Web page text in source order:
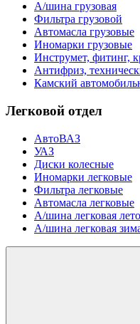
А/шина грузовая
Фильтра грузовой
Автомасла грузовые
Иномарки грузовые
Инструмет, фитинг,
Антифриз,
Камский
Легковой отдел
АвтоВАЗ
УАЗ
Диски колесные
Иномарки легковые
Фильтра легковые
Автомасла легковые
А/шина легковая лето
А/шина легковая